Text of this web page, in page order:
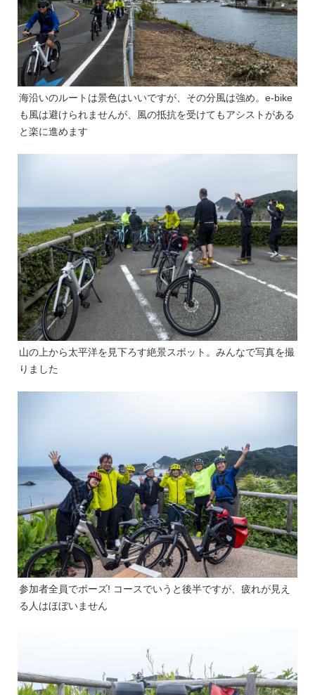
海沿いのルートは景色はいいですが、その分風は強め。e-bike
も風は避けられませんが、風の抵抗を受けてもアシストがある
と楽に進めます
山の上から太平洋を見下ろす絶景スポット。みんなで写真を撮
りました
参加者全員でポーズ! コースでいうと後半ですが、疲れが見え
る人はほぼいません